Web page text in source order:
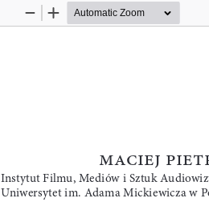
Zoom
Zoom
*+,-./ 0-
Instytut Filmu, Mediów i Sztuk
Uniwersytet im. Adama Mickiewicza w